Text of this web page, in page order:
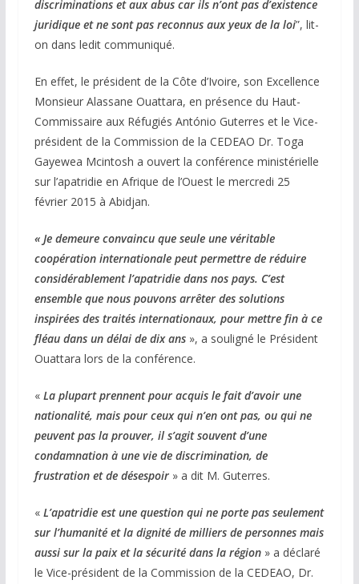
discriminations et aux abus car ils n’ont pas d’existence
juridique et ne sont pas reconnus aux yeux de la loi”, lit-
on dans ledit communiqué.
En effet, le président de la Côte d’Ivoire, son Excellence
Monsieur Alassane Ouattara, en présence du Haut-
Commissaire aux Réfugiés António Guterres et le Vice-
président de la Commission de la CEDEAO Dr. Toga
Gayewea Mcintosh a ouvert la conférence ministérielle
sur l’apatridie en Afrique de l’Ouest le mercredi 25
février 2015 à Abidjan.
« Je demeure convaincu que seule une véritable
coopération internationale peut permettre de réduire
considérablement l’apatridie dans nos pays. C’est
ensemble que nous pouvons arrêter des solutions
inspirées des traités internationaux, pour mettre fin à ce
fléau dans un délai de dix ans», a souligné le Président
Ouattara lors de la conférence.
« La plupart prennent pour acquis le fait d’avoir une
nationalité, mais pour ceux qui n’en ont pas, ou qui ne
peuvent pas la prouver, il s’agit souvent d’une
condamnation à une vie de discrimination, de
frustration et de désespoir» a dit M. Guterres.
« L’apatridie est une question qui ne porte pas seulement
sur l’humanité et la dignité de milliers de personnes mais
aussi sur la paix et la sécurité dans la région» a déclaré
le Vice-président de la Commission de la CEDEAO, Dr.